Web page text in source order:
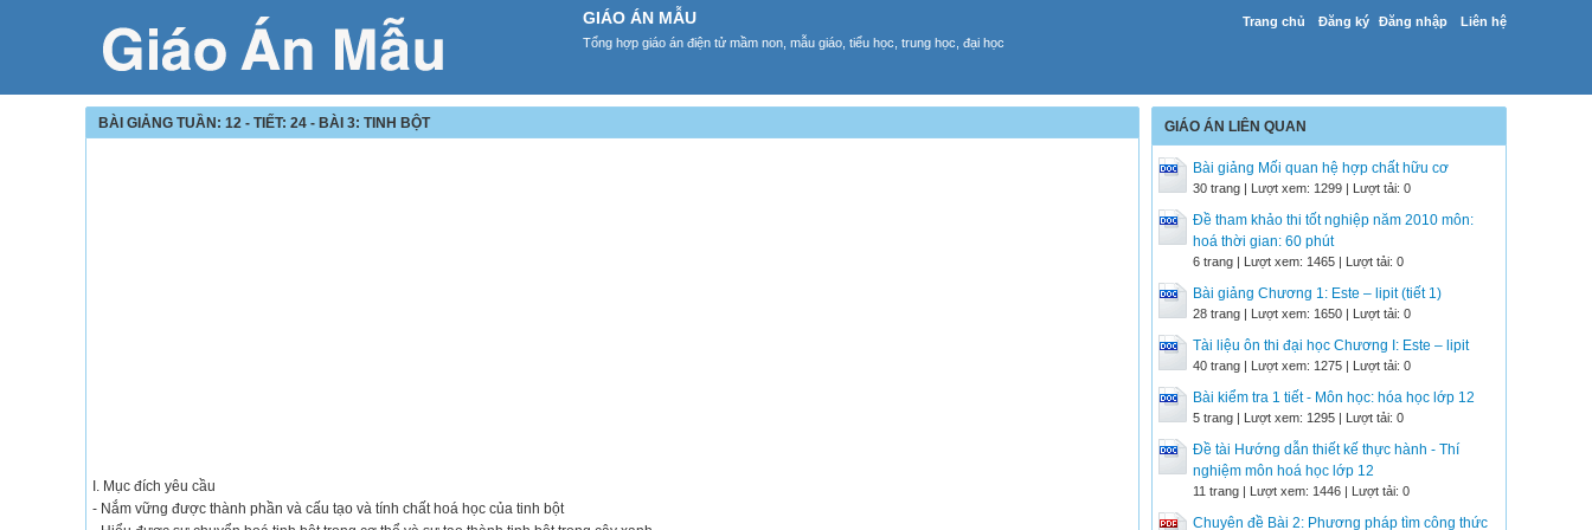
Trang chủ Đăng ký Đăng nhập Liên hệ
GIÁO ÁN MẪU
Tổng hợp giáo án điện tử mầm non, mẫu giáo, tiểu học, trung học, đại học
BÀI GIẢNG TUẦN: 12 - TIẾT: 24 - BÀI 3: TINH BỘT
I. Mục đích yêu cầu
- Nắm vững được thành phần và cấu tạo và tính chất hoá học của tinh bột
GIÁO ÁN LIÊN QUAN
Bài giảng Mối quan hệ hợp chất hữu cơ
30 trang | Lượt xem: 1299 | Lượt tải: 0
Đề tham khảo thi tốt nghiệp năm 2010 môn:
hoá thời gian: 60 phút
6 trang | Lượt xem: 1465 | Lượt tải: 0
Bài giảng Chương 1: Este – lipit (tiết 1)
28 trang | Lượt xem: 1650 | Lượt tải: 0
Tài liệu ôn thi đại học Chương I: Este – lipit
40 trang | Lượt xem: 1275 | Lượt tải: 0
Bài kiểm tra 1 tiết - Môn học: hóa học lớp 12
5 trang | Lượt xem: 1295 | Lượt tải: 0
Đề tài Hướng dẫn thiết kế thực hành - Thí
nghiệm môn hoá học lớp 12
11 trang | Lượt xem: 1446 | Lượt tải: 0
Chuyên đề Bài 2: Phương pháp tìm công thức